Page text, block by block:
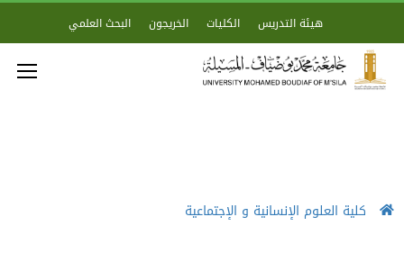
هيئة التدريس الكليات الخريجون البحث العلمي
كلية العلوم الإنسانية و الإجتماعية